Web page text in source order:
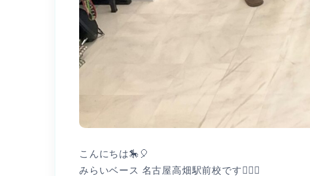
こんにちは🎠🎈
みらいベース 名古屋高畑駅前校です👩🏻‍⚕️